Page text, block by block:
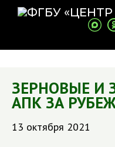
ЗЕРНОВЫЕ И
АПК ЗА
13 октября 2021